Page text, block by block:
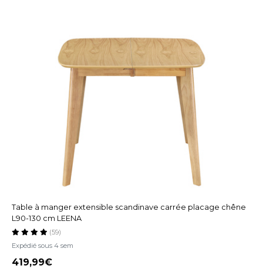
Table à manger extensible scandinave carrée placage chêne
L90-130 cm LEENA
Expédié sous 4 sem
(59)
419,99